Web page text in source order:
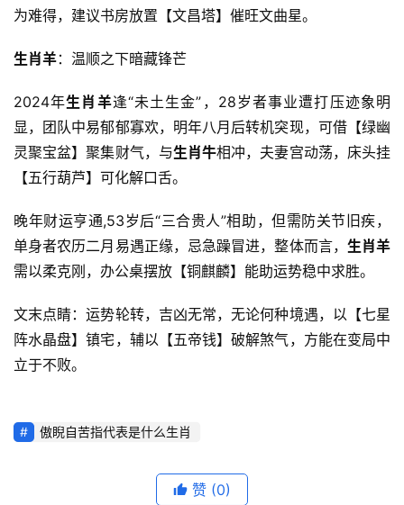
为难得，建议书房放置【文昌塔】催旺文曲星。
生肖羊：温顺之下暗藏锋芒
2024年生肖羊逢“未土生金”，28岁者事业遭打压迹象明
显，团队中易郁郁寡欢，明年八月后转机突现，可借【绿幽
灵聚宝盆】聚集财气，与生肖牛相冲，夫妻宫动荡，床头挂
【五行葫芦】可化解口舌。
晚年财运亨通,53岁后“三合贵人”相助，但需防关节旧疾，
单身者农历二月易遇正缘，忌急躁冒进，整体而言， 生肖羊
需以柔克刚，办公桌摆放【铜麒麟】能助运势稳中求胜。
文末点睛：运势轮转，吉凶无常，无论何种境遇，以【七星
阵水晶盘】镇宅，辅以【五帝钱】破解煞气，方能在变局中
立于不败。
傲睨自苦指代表是什么生肖
赞 (0)